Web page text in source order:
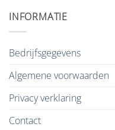
INFORMATIE
Bedrijfsgegevens
Algemene voorwaarden
Privacy verklaring
Contact